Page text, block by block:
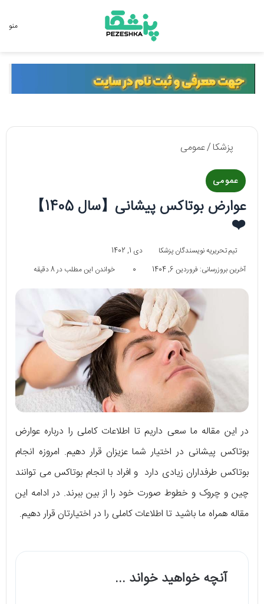
منو
پزشکا/عمومی
عمومی
عوارض بوتاکس پیشانی【سال 1405】
❤️
تیم تحریریه نویسندگان پزشکا
دی 1, 1402
آخرین بروزرسانی: فروردین 6, 1404
0 خواندن این مطلب در 8 دقیقه
در این مقاله ما سعی داریم تا اطلاعات کاملی را درباره عوارض
بوتاکس پیشانی در اختیار شما عزیزان قرار دهیم. امروزه انجام
بوتاکس طرفداران زیادی دارد و افراد با انجام بوتاکس می توانند
چین و چروک و خطوط صورت خود را از بین ببرند. در ادامه این
مقاله همراه ما باشید تا اطلاعات کاملی را در اختیارتان قرار دهیم.
آنچه خواهید خواند ...